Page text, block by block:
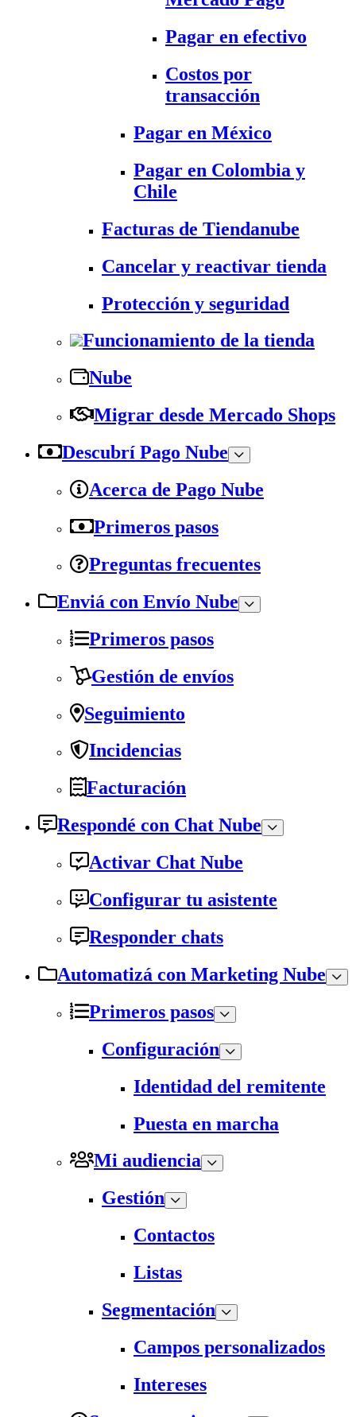
Pagar en efectivo
Costos por
transacción
Pagar en México
Pagar en Colombia y
Chile
Facturas de Tiendanube
Cancelar y reactivar tienda
Protección y seguridad
Funcionamiento de la tienda
Nube
Migrar desde Mercado Shops
Descubrí Pago Nube
Acerca de Pago Nube
Primeros pasos
Preguntas frecuentes
Enviá con Envío Nube
Primeros pasos
Gestión de envíos
Seguimiento
Incidencias
Facturación
Respondé con Chat Nube
Activar Chat Nube
Configurar tu asistente
Responder chats
Automatizá con Marketing Nube
Primeros pasos
Configuración
Identidad del remitente
Puesta en marcha
Mi audiencia
Gestión
Contactos
Listas
Segmentación
Campos personalizados
Intereses